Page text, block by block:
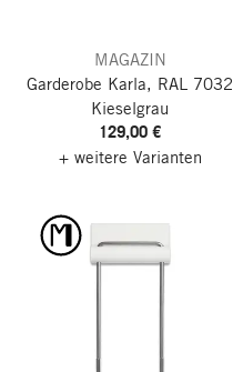
MAGAZIN
Garderobe Karla, RAL 7032
Kieselgrau
129,00 €
+ weitere Varianten